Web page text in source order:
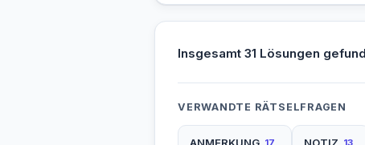
Insgesamt 31 Lösungen
VERWANDTE RÄTSELFRAGEN
ANMERKUNG 17 NOTIZ 13